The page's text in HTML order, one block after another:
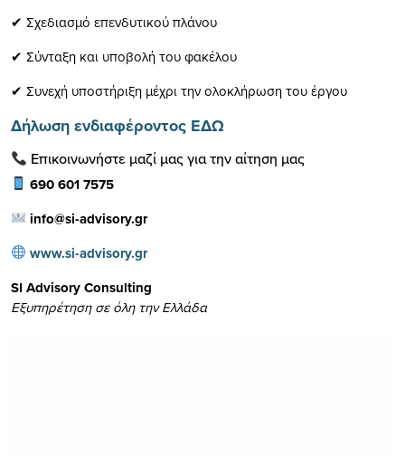
✔ Σχεδιασμό επενδυτικού πλάνου
✔ Σύνταξη και υποβολή του φακέλου
✔ Συνεχή υποστήριξη μέχρι την ολοκλήρωση του έργου
Δήλωση ενδιαφέροντος ΕΔΩ
Επικοινωνήστε μαζί μας για την αίτηση μας
690 601 7575
info@si-advisory.gr
www.si-advisory.gr
SI Advisory Consulting
Εξυπηρέτηση σε όλη την Ελλάδα